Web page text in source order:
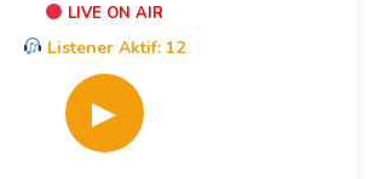
LIVE ON AIR
Listener Aktif: 12
▶